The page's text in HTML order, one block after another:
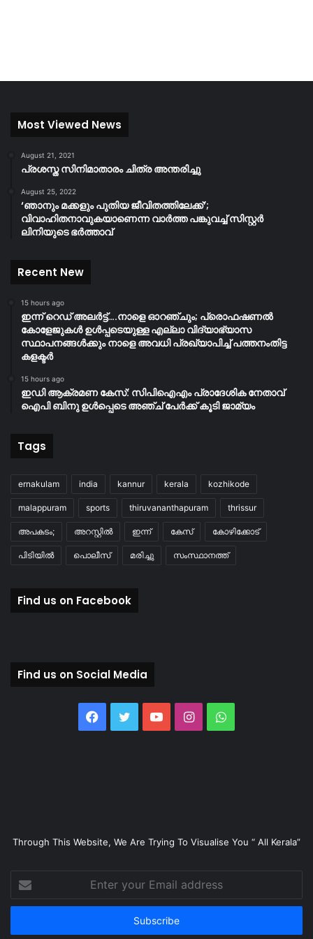
Most Viewed News
August 21, 2021
പ്രശസ്ത സിനിമാതാരം ചിത്ര അന്തരിച്ചു
August 25, 2022
‘ഞാനും മക്കളും പുതിയ ജീവിതത്തിലേക്ക്’;
വിവാഹിതനാവുകയാണെന്ന വാർത്ത പങ്കുവച്ച് സിസ്റ്റർ
ലിനിയുടെ ഭർത്താവ്
Recent New
15 hours ago
ഇന്ന് റെഡ് അലർട്ട്….നാളെ ഓറഞ്ചും; പ്രൊഫഷണൽ
കോളേജുകൾ ഉൾപ്പടെയുള്ള എല്ലാ വിദ്യാഭ്യാസ
സ്ഥാപനങ്ങൾക്കും നാളെ അവധി പ്രഖ്യാപിച്ച് പത്തനംതിട്ട
കളക്ടർ
15 hours ago
ഇഡി ആക്രമണ കേസ്: സിപിഐഎം പ്രാദേശിക നേതാവ്
ഐപി ബിനു ഉൾപ്പെടെ അഞ്ച് പേർക്ക് കൂടി ജാമ്യം
Tags
ernakulam india kannur kerala kozhikode
malappuram sports thiruvananthapuram thrissur
അപകടം; അറസ്റ്റിൽ ഇന്ന് കേസ് കോഴിക്കോട്
പിടിയിൽ പൊലീസ് മരിച്ചു സംസ്ഥാനത്ത്
Find us on Facebook
Find us on Social Media
Facebook
TwitterYouTubeInstagramWhatsApp
Through This Website, We Are Trying To Visualise You “ All Kerala”
your
Email